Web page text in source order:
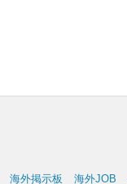
海外掲示板 海外JOB